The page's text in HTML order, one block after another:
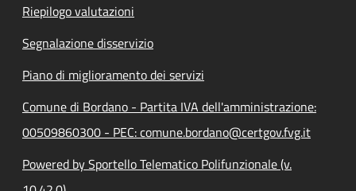
Riepilogo valutazioni
Segnalazione disservizio
Piano di miglioramento dei servizi
Comune di Bordano - Partita IVA dell'amministrazione:
00509860300 - PEC: comune.bordano@certgov.fvg.it
Powered by Sportello Telematico Polifunzionale (v.